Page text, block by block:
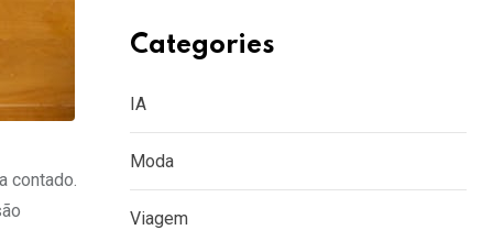
contado.
Categories
IA
Moda
Viagem